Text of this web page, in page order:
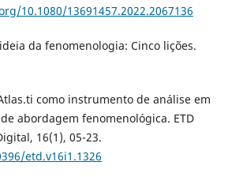
10.1080/13691457.2022.2067136
da fenomenologia: Cinco lições.
como instrumento de análise em
abordagem fenomenológica. ETD
16(1), 05-23.
etd.v16i1.1326